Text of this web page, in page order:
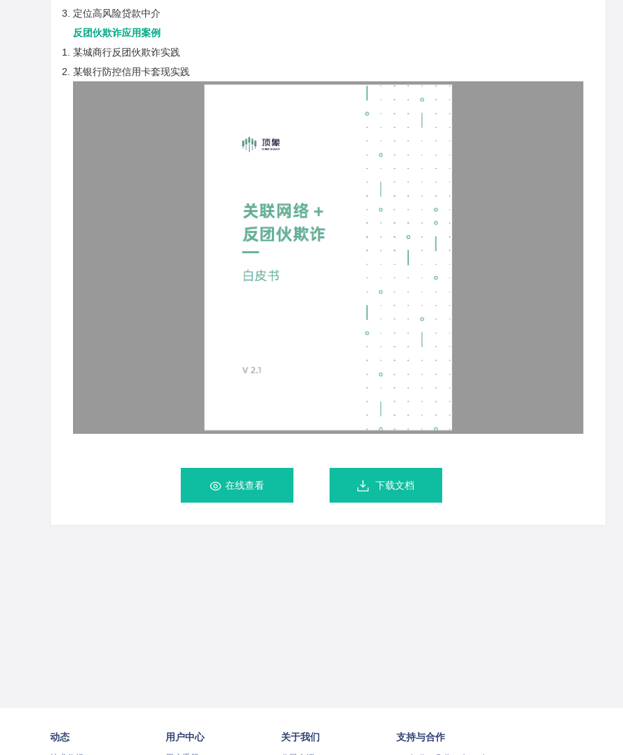
定位高风险贷款中介
反团伙欺诈应用案例
某城商行反团伙欺诈实践
某银行防控信用卡套现实践
在线查看 下载文档
动态 用户中心 关于我们 支持与合作